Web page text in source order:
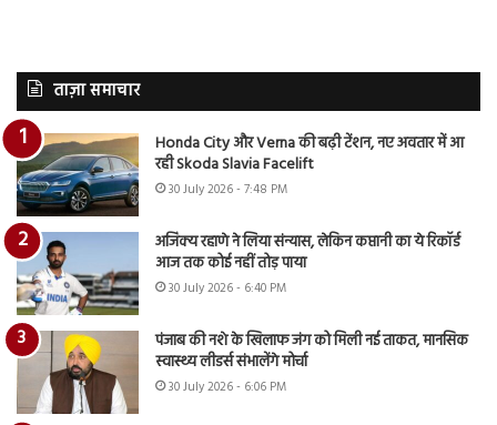
ताज़ा समाचार
Honda City और Verna की बढ़ी टेंशन, नए अवतार में आ
रही Skoda Slavia Facelift
30 July 2026 - 7:48 PM
अजिंक्य रहाणे ने लिया संन्यास, लेकिन कप्तानी का ये रिकॉर्ड
आज तक कोई नहीं तोड़ पाया
30 July 2026 - 6:40 PM
पंजाब की नशे के खिलाफ जंग को मिली नई ताकत, मानसिक
स्वास्थ्य लीडर्स संभालेंगे मोर्चा
30 July 2026 - 6:06 PM